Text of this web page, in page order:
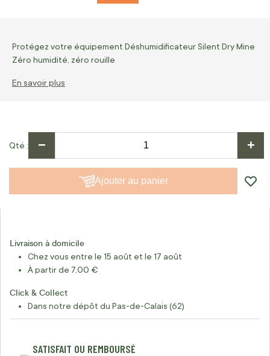
Protégez votre équipement Déshumidificateur Silent Dry Mine
Zéro humidité, zéro rouille
En savoir plus
Qté − +
Ajouter au panier
Livraison à domicile
Chez vous entre le 15 août et le 17 août
À partir de 7,00 €
Click & Collect
Dans notre dépôt du Pas-de-Calais (62)
SATISFAIT OU REMBOURSÉ